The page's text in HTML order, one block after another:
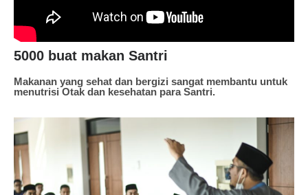
5000 buat makan Santri
Makanan yang sehat dan bergizi sangat membantu untuk
menutrisi Otak dan kesehatan para Santri.